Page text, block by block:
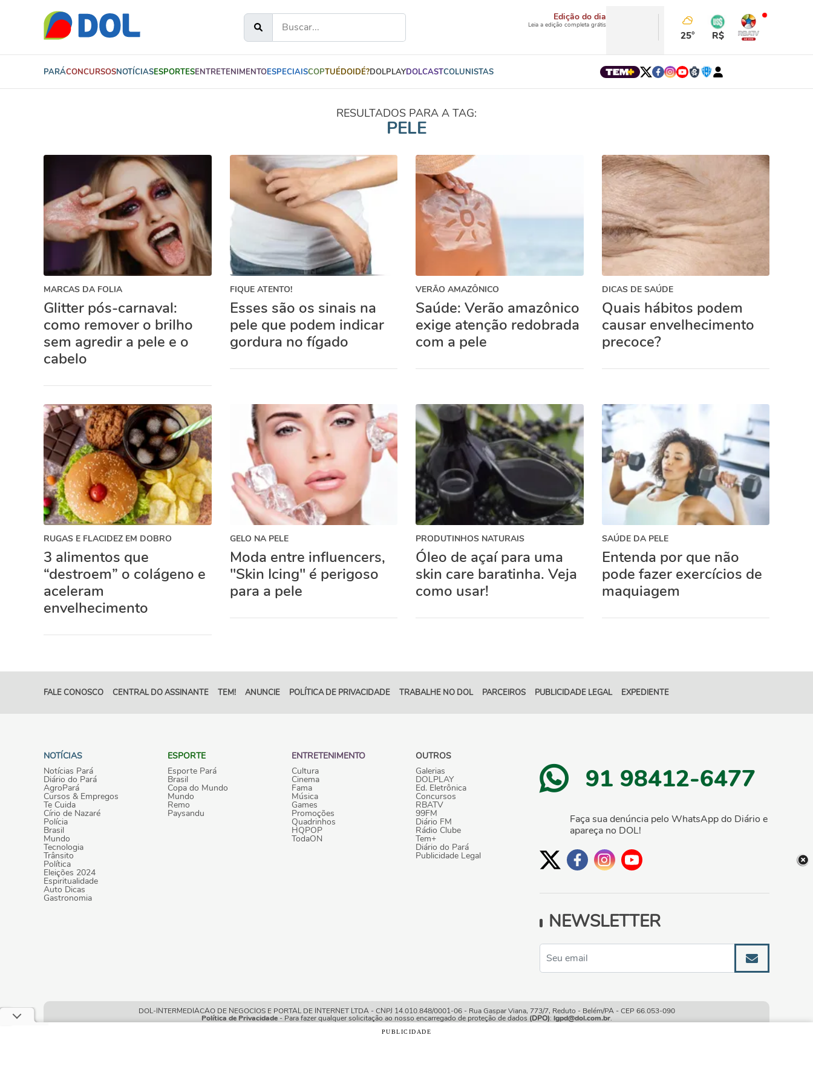
Edição do dia
Leia a edição completa grátis
25° R$
PARÁCONCURSOSNOTÍCIASESPORTESENTRETENIMENTOESPECIAISCOPTUÉDOIDÉ?DOLPLAYDOLCASTCOLUNISTAS
RESULTADOS PARA A TAG:
PELE
MARCAS DA FOLIA
Glitter pós-carnaval:
como remover o brilho
sem agredir a pele e o
cabelo
FIQUE ATENTO!
Esses são os sinais na
pele que podem indicar
gordura no fígado
VERÃO AMAZÔNICO
Saúde: Verão amazônico
exige atenção redobrada
com a pele
DICAS DE SAÚDE
Quais hábitos podem
causar envelhecimento
precoce?
RUGAS E FLACIDEZ EM DOBRO
3 alimentos que
“destroem” o colágeno e
aceleram
envelhecimento
GELO NA PELE
Moda entre influencers,
"Skin Icing" é perigoso
para a pele
PRODUTINHOS NATURAIS
Óleo de açaí para uma
skin care baratinha. Veja
como usar!
SAÚDE DA PELE
Entenda por que não
pode fazer exercícios de
maquiagem
FALE CONOSCO CENTRAL DO ASSINANTE TEM! ANUNCIE POLÍTICA DE PRIVACIDADE TRABALHE NO DOL PARCEIROS PUBLICIDADE LEGAL EXPEDIENTE
NOTÍCIAS
Notícias Pará
Diário do Pará
AgroPará
Cursos & Empregos
Te Cuida
Círio de Nazaré
Polícia
Brasil
Mundo
Tecnologia
Trânsito
Política
Eleições 2024
Espiritualidade
Auto Dicas
Gastronomia
ESPORTE
Esporte Pará
Brasil
Copa do Mundo
Mundo
Remo
Paysandu
ENTRETENIMENTO
Cultura
Cinema
Fama
Música
Games
Promoções
Quadrinhos
HQPOP
TodaON
OUTROS
Galerias
DOLPLAY
Ed. Eletrônica
Concursos
RBATV
99FM
Diário FM
Rádio Clube
Tem+
Diário do Pará
Publicidade Legal
91 98412-6477
Faça sua denúncia pelo WhatsApp do Diário e
apareça no DOL!
NEWSLETTER
DOL-INTERMEDIACAO DE NEGOCIOS E PORTAL DE INTERNET LTDA - CNPJ 14.010.848/0001-06 - Rua Gaspar Viana, 773/7, Reduto - Belém/PA - CEP 66.053-090
Política de Privacidade- Para fazer qualquer solicitação ao nosso encarregado de proteção de dados (DPO): lgpd@dol.com.br.
PUBLICIDADE